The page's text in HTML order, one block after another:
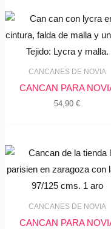
CANCANES DE NOVIA
CANCAN PARA
54,90€
CANCANES DE NOVIA
CANCAN PARA